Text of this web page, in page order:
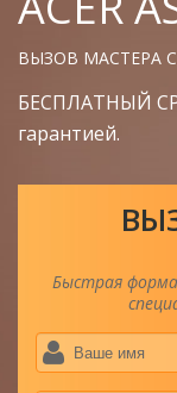
ВЫЗОВ МАСТЕРА С
БЕСПЛАТНЫЙ
гарантией.
Быстрая